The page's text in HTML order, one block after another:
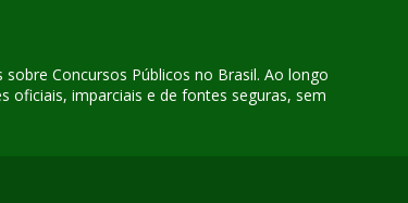
Concursos Públicos no Brasil. Ao longo
oficiais, imparciais e de fontes seguras, sem